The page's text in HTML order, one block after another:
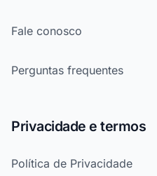
Fale conosco
Perguntas frequentes
Privacidade e termos
Política de Privacidade